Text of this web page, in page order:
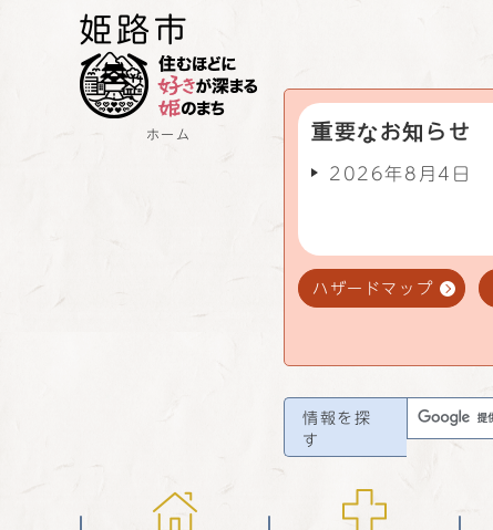
ホーム 重要なお知らせ
2026年8月4日
ハザードマップ
情報を探
す